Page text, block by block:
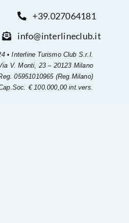
+39.027064181
info@interlineclub.it
• Interline Turismo Club S.r.l.
V. Monti, 23 – 20123 Milano
05951010965 (Reg.Milano)
€ 100.000,00 int.vers.